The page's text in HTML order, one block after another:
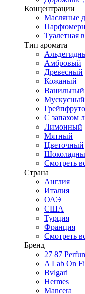
Концентрации
Масляные
Туалетная
Тип аромата
Амбровый
Древесный
Кожаный
Ванильный
Мускусный
С запахом
Лимонный
Мятный
Цветочный
Смотреть
Страна
Англия
Италия
ОАЭ
США
Турция
Франция
Смотреть
Бренд
27 87
A Lab On
Bvlgari
Hermes
Mancera